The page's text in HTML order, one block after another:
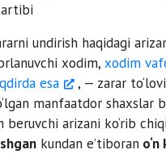
undirish haqidagi
xodim, xodim
esa
, — zarar
manfaatdor shaxslar
beruvchi arizani ko‘rib
kundan e’tiboran